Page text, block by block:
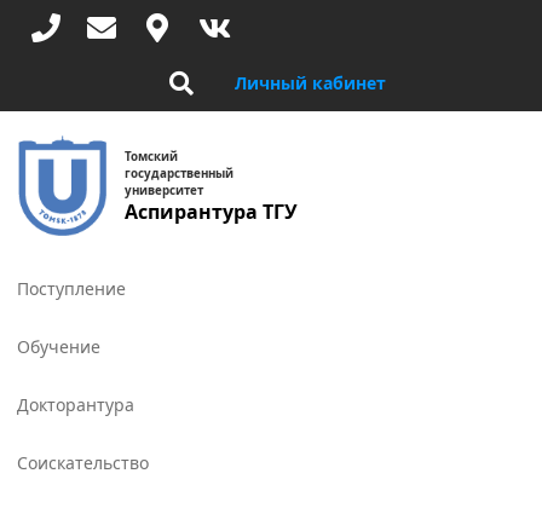
Перейти
Личный кабинет
Томский
государственный
университет
Аспирантура ТГУ
Поступление
Обучение
Докторантура
Соискательство